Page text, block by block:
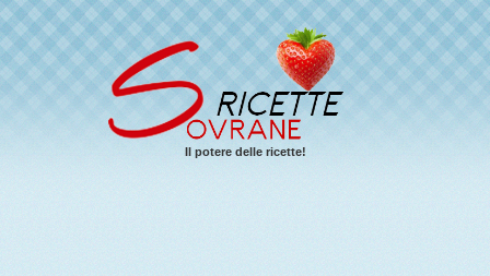
Il potere delle ricette!